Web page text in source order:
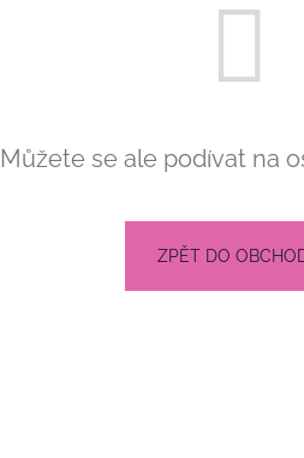
Můžete se ale podívat na
ZPĚT DO